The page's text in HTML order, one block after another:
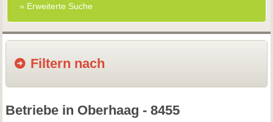
» Erweiterte Suche
Filtern nach
Betriebe in Oberhaag - 8455